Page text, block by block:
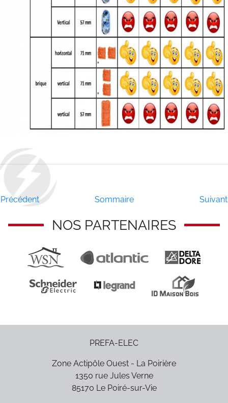
Précédent Sommaire Suivant
NOS PARTENAIRES
PREFA-ELEC
Zone Actipôle Ouest - La Poirière
1350 rue Jules Verne
85170 Le Poiré-sur-Vie